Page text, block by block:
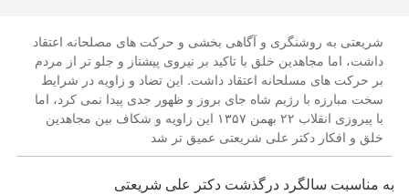
شریعتی به روشنگری و آگاهی بخشی و حرکت های مصلحانه اعتقاد
داشت، اما مجاهدین خلق با تاکید بر نیروی پیشتاز و جلو تر از مردم
بر حرکت های مسلحانه اعتقاد داشت. این تضاد و زاویه در شرایط
سخت مبارزه با رژیم شاه جای بروز و ظهور جدی پیدا نمی کرد، اما
با پیروزی انقلاب ۲۲ بهمن ۱۳۵۷ این زاویه و شکاف بین مجاهدین
خلق و افکار دکتر علی شریعتی عمیق تر شد
به مناسبت سالگرد درگذشت دکتر علی شریعتی